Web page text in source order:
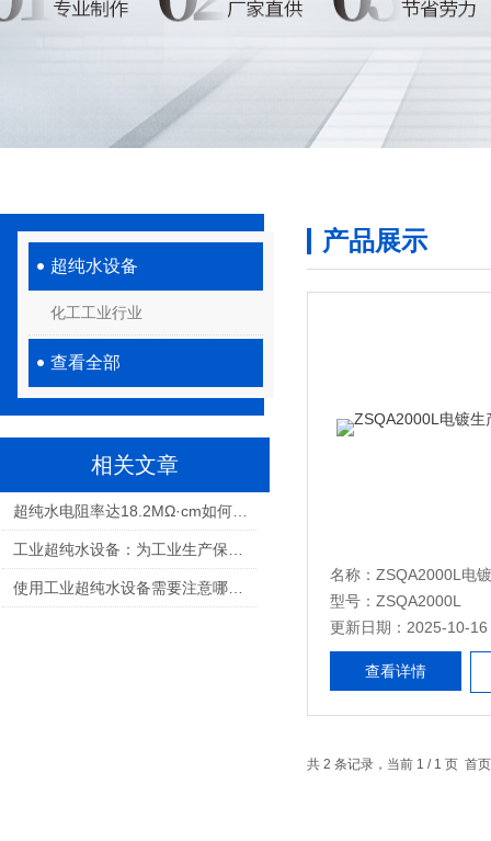
超纯水设备
化工工业行业
查看全部
相关文章
产品展示
型号：ZSQA2000L
更新日期：2025-10-16
查看详情
共 2 条记录，当前 1 / 1 页 首